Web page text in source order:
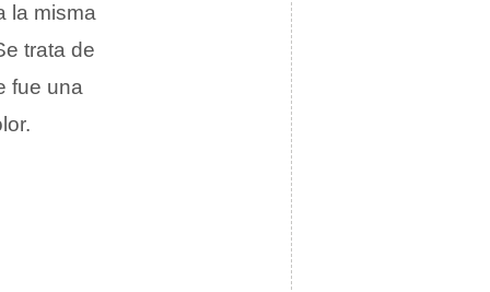
la misma
trata de
fue una